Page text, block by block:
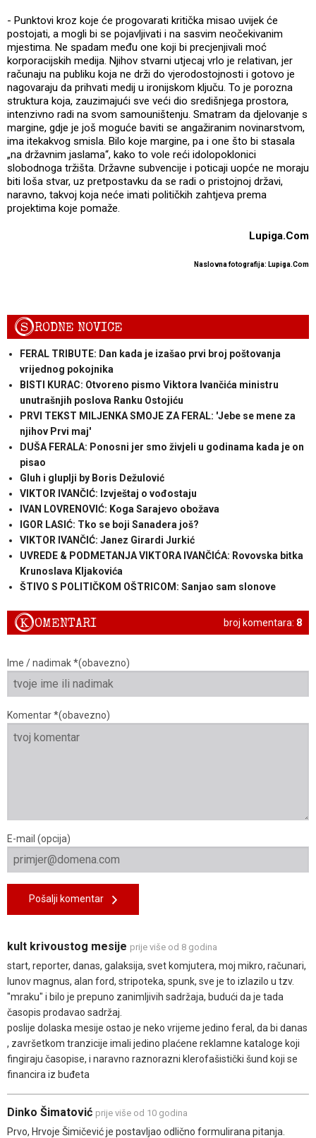
- Punktovi kroz koje će progovarati kritička misao uvijek će
postojati, a mogli bi se pojavljivati i na sasvim neočekivanim
mjestima. Ne spadam među one koji bi precjenjivali moć
korporacijskih medija. Njihov stvarni utjecaj vrlo je relativan, jer
računaju na publiku koja ne drži do vjerodostojnosti i gotovo je
nagovaraju da prihvati medij u ironijskom ključu. To je porozna
struktura koja, zauzimajući sve veći dio središnjega prostora,
intenzivno radi na svom samouništenju. Smatram da djelovanje s
margine, gdje je još moguće baviti se angažiranim novinarstvom,
ima itekakvog smisla. Bilo koje margine, pa i one što bi stasala
„na državnim jaslama“, kako to vole reći idolopoklonici
slobodnoga tržišta. Državne subvencije i poticaji uopće ne moraju
biti loša stvar, uz pretpostavku da se radi o pristojnoj državi,
naravno, takvoj koja neće imati političkih zahtjeva prema
projektima koje pomaže.
Lupiga.Com
Naslovna fotografija: Lupiga.Com
SRODNE NOVICE
FERAL TRIBUTE: Dan kada je izašao prvi broj poštovanja
vrijednog pokojnika
BISTI KURAC: Otvoreno pismo Viktora Ivančića ministru
unutrašnjih poslova Ranku Ostojiću
PRVI TEKST MILJENKA SMOJE ZA FERAL: 'Jebe se mene za
njihov Prvi maj'
DUŠA FERALA: Ponosni jer smo živjeli u godinama kada je on
pisao
Gluh i gluplji by Boris Dežulović
VIKTOR IVANČIĆ: Izvještaj o vođostaju
IVAN LOVRENOVIĆ: Koga Sarajevo obožava
IGOR LASIĆ: Tko se boji Sanadera još?
VIKTOR IVANČIĆ: Janez Girardi Jurkić
UVREDE & PODMETANJA VIKTORA IVANČIĆA: Rovovska bitka
Krunoslava Kljakovića
ŠTIVO S POLITIČKOM OŠTRICOM: Sanjao sam slonove
broj komentara: 8
KOMENTARI
Ime / nadimak *(obavezno)
Komentar *(obavezno)
E-mail (opcija)
Pošalji komentar
kult krivoustog mesije prije više od 8 godina
start, reporter, danas, galaksija, svet komjutera, moj mikro, računari,
lunov magnus, alan ford, stripoteka, spunk, sve je to izlazilo u tzv.
"mraku" i bilo je prepuno zanimljivih sadržaja, budući da je tada
časopis prodavao sadržaj.
poslije dolaska mesije ostao je neko vrijeme jedino feral, da bi danas
, završetkom tranzicije imali jedino plaćene reklamne kataloge koji
fingiraju časopise, i naravno raznorazni klerofašistički šund koji se
financira iz buđeta
Dinko Šimatović prije više od 10 godina
Prvo, Hrvoje Šimičević je postavljao odlično formulirana pitanja.